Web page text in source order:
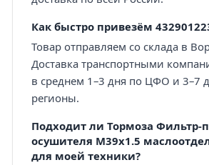
Как быстро привезём
Товар отправляем со склада в
Доставка транспортными
в среднем 1–3 дня по ЦФО и 3–7
регионы.
Подходит ли Тормоза Фильтр-
осушителя M39x1.5
для моей техники?